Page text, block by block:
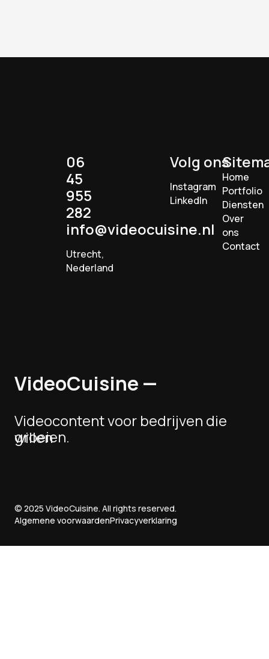
06
45
955
282
info@videocuisine.nl
Utrecht,
Nederland
Volg ons
Instagram
LinkedIn
Home
Portfolio
Diensten
Over
ons
Contact
VideoCuisine —
Videocontentvoor bedrijven die
willen
groeien.
© 2025 VideoCuisine. All rights reserved.
Algemene voorwaardenPrivacyverklaring